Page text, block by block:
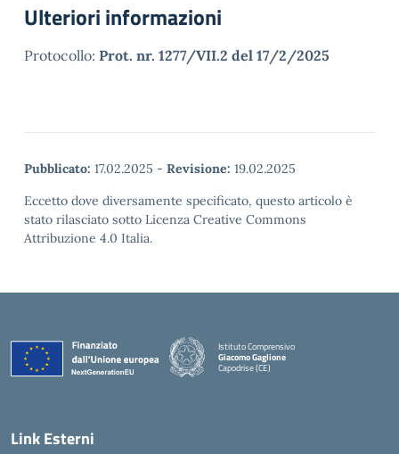
Ulteriori informazioni
Protocollo: Prot. nr. 1277/VII.2 del 17/2/2025
Pubblicato: 17.02.2025 - Revisione: 19.02.2025
Eccetto dove diversamente specificato, questo articolo è
stato rilasciato sotto Licenza Creative Commons
Attribuzione 4.0 Italia.
Istituto Comprensivo
Giacomo Gaglione
Capodrise (CE)
— Visita la pagina iniziale della scuola
Link Esterni